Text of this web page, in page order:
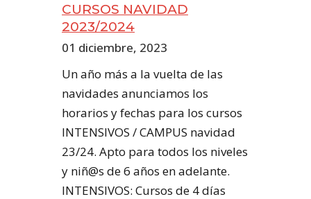
CURSOS NAVIDAD
2023/2024
01 diciembre, 2023
Un año más a la vuelta de las
navidades anunciamos los
horarios y fechas para los cursos
INTENSIVOS / CAMPUS navidad
23/24. Apto para todos los niveles
y niñ@s de 6 años en adelante.
INTENSIVOS: Cursos de 4 días